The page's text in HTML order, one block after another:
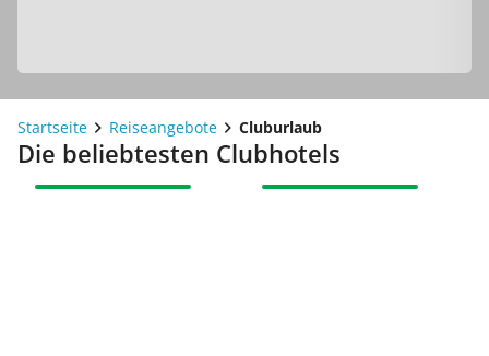
Startseite Reiseangebote Cluburlaub
Die beliebtesten Clubhotels
UNSERE EMPFEHLUNG UNSERE EMPFEHLUNG